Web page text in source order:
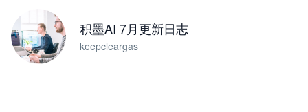
积墨AI 7月更新日志
keepcleargas